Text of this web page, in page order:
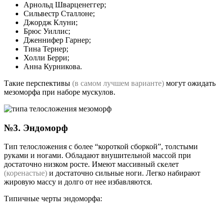
Арнольд Шварценеггер;
Сильвестр Сталлоне;
Джордж Клуни;
Брюс Уиллис;
Дженнифер Гарнер;
Тина Тернер;
Холли Берри;
Анна Курникова.
Такие перспективы (в самом лучшем варианте) могут ожидать
мезоморфа при наборе мускулов.
№3. Эндоморф
Тип телосложения с более “короткой сборкой”, толстыми
руками и ногами. Обладают внушительной массой при
достаточно низком росте. Имеют массивный скелет
(коренастые) и достаточно сильные ноги. Легко набирают
жировую массу и долго от нее избавляются.
Типичные черты эндоморфа: